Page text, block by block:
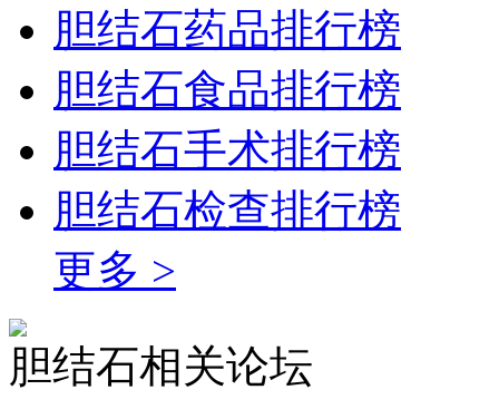
胆结石药品排行榜
胆结石食品排行榜
胆结石手术排行榜
胆结石检查排行榜
更多 >
胆结石相关论坛